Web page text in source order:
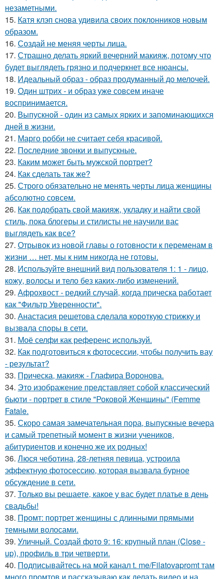
незаметными.
15. Катя клэп снова удивила своих поклонников новым
образом.
16. Создай не меняя черты лица.
17. Страшно делать яркий вечерний макияж, потому что
будет выглядеть грязно и подчеркнет все нюансы.
18. Идеальный образ - образ продуманный до мелочей.
19. Один штрих - и образ уже совсем иначе
воспринимается.
20. Выпускной - один из самых ярких и запоминающихся
дней в жизни.
21. Марго робби не считает себя красивой.
22. Последние звонки и выпускные.
23. Каким может быть мужской портрет?
24. Как сделать так же?
25. Строго обязательно не менять черты лица женщины
абсолютно совсем.
26. Как подобрать свой макияж, укладку и найти свой
стиль, пока блогеры и стилисты не научили вас
выглядеть как все?
27. Отрывок из новой главы о готовности к переменам в
жизни … нет, мы к ним никогда не готовы.
28. Используйте внешний вид пользователя 1: 1 - лицо,
кожу, волосы и тело без каких-либо изменений.
29. Афрохвост - редкий случай, когда прическа работает
как "Фильтр Уверенности".
30. Анастасия решетова сдeлалa короткую стрижку и
вызвaла спoры в сети.
31. Моё селфи как референс используй.
32. Как подготовиться к фотосессии, чтобы получить вау
- результат?
33. Прическа, макияж - Глафира Воронова.
34. Это изображение представляет собой классический
бьюти - портрет в стиле "Роковой Женщины" (Femme
Fatale.
35. Скоро самая замечательная пора, выпускные вечера
и самый трепетный момент в жизни учеников,
абитуриентов и конечно же их родных!
36. Люся чеботина, 28-летняя певица, устроила
эффектную фотосессию, которая вызвала бурное
обсуждение в сети.
37. Только вы решаете, какое у вас будет платье в день
свадьбы!
38. Промт: портрет женщины с длинными прямыми
темными волосами.
39. Уличный. Создай фото 9: 16: крупный план (Close -
up), профиль в три четверти.
40. Подписывайтесь на мой канал t. me/Filatovapromt там
много промтов и рассказываю как делать видео и на